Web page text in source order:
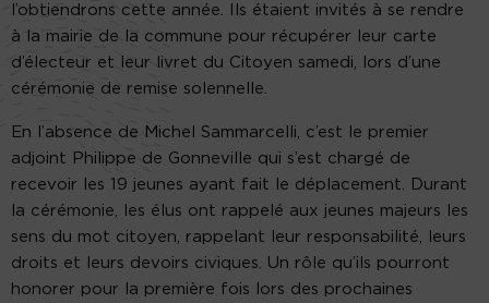
l’obtiendrons cette année. Ils étaient invités à se rendre
à la mairie de la commune pour récupérer leur carte
d’électeur et leur livret du Citoyen samedi, lors d’une
cérémonie de remise solennelle.
En l’absence de Michel Sammarcelli, c’est le premier
adjoint Philippe de Gonneville qui s’est chargé de
recevoir les 19 jeunes ayant fait le déplacement. Durant
la cérémonie, les élus ont rappelé aux jeunes majeurs les
sens du mot citoyen, rappelant leur responsabilité, leurs
droits et leurs devoirs civiques. Un rôle qu’ils pourront
honorer pour la première fois lors des prochaines